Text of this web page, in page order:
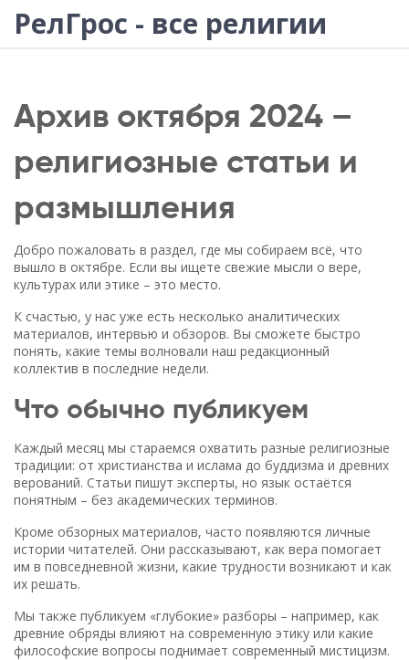
РелГрос - все религии
Архив октября 2024 –
религиозные статьи и
размышления
Добро пожаловать в раздел, где мы собираем всё, что
вышло в октябре. Если вы ищете свежие мысли о вере,
культурах или этике – это место.
К счастью, у нас уже есть несколько аналитических
материалов, интервью и обзоров. Вы сможете быстро
понять, какие темы волновали наш редакционный
коллектив в последние недели.
Что обычно публикуем
Каждый месяц мы стараемся охватить разные религиозные
традиции: от христианства и ислама до буддизма и древних
верований. Статьи пишут эксперты, но язык остаётся
понятным – без академических терминов.
Кроме обзорных материалов, часто появляются личные
истории читателей. Они рассказывают, как вера помогает
им в повседневной жизни, какие трудности возникают и как
их решать.
Мы также публикуем «глубокие» разборы – например, как
древние обряды влияют на современную этику или какие
философские вопросы поднимает современный мистицизм.